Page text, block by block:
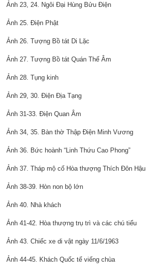
Ảnh 23, 24. Ngôi Đại Hùng Bửu Điện
Ảnh 25. Điện Phật
Ảnh 26. Tượng Bồ tát Di Lặc
Ảnh 27. Tượng Bồ tát Quán Thế Âm
Ảnh 28. Tụng kinh
Ảnh 29, 30. Điện Địa Tạng
Ảnh 31-33. Điện Quan Âm
Ảnh 34, 35. Bàn thờ Thập Điện Minh Vương
Ảnh 36. Bức hoành “Linh Thứu Cao Phong”
Ảnh 37. Tháp mộ cố Hòa thượng Thích Đôn Hậu
Ảnh 38-39. Hòn non bộ lớn
Ảnh 40. Nhà khách
Ảnh 41-42. Hòa thượng trụ trì và các chú tiểu
Ảnh 43. Chiếc xe di vật ngày 11/6/1963
Ảnh 44-45. Khách Quốc tế viếng chùa